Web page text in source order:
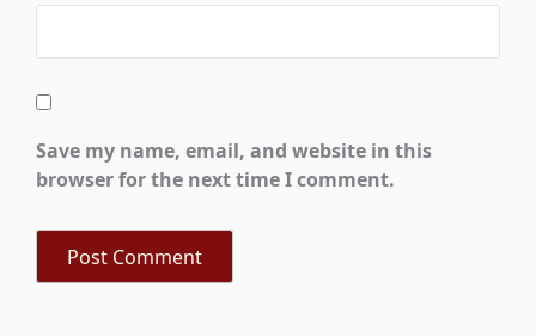
Save my name, email, and website in this
browser for the next time I comment.